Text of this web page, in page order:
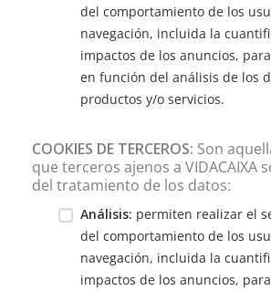
del comportamiento de los
navegación, incluida la
impactos de los anuncios,
en función del análisis de los
productos y/o servicios.
COOKIES DE TERCEROS: Son
que terceros ajenos a VIDACAIXA
del tratamiento de los datos:
Análisis: permiten realizar el
del comportamiento de los
navegación, incluida la
impactos de los anuncios,